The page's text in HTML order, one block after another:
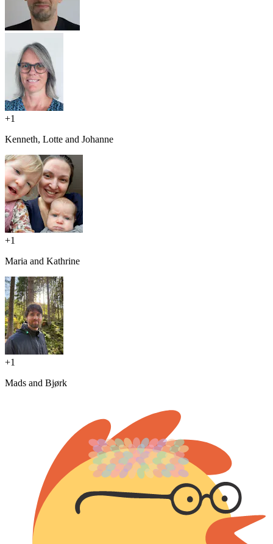
+1
Kenneth, Lotte and Johanne
+1
Maria and Kathrine
+1
Mads and Bjørk